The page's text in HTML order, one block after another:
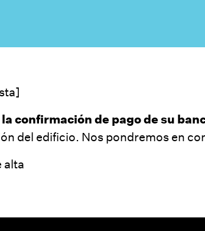
confirmación de pago de su
del edificio. Nos pondremos en
alta